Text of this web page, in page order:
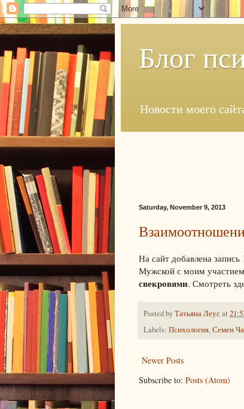
Блог
Новости моего
Saturday, November 9, 2013
На сайт добавлена
Мужской с моим
свекровями. Смотреть
Posted byТатьяна Леусat
Labels: Психология,Семен
Newer Posts
Subscribe to: Posts (Atom)